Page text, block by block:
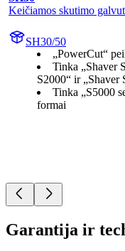
Keičiamos skutimo
SH30/50
„PowerCut“
Tinka „Shaver
S2000“ ir „Shaver
Tinka „S5000
formai
Garantija ir